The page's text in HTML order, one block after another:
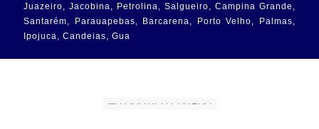
Juazeiro, Jacobina, Petrolina, Salgueiro, Campina Grande,
Santarém, Parauapebas, Barcarena, Porto Velho, Palmas,
Ipojuca, Candeias, Gua